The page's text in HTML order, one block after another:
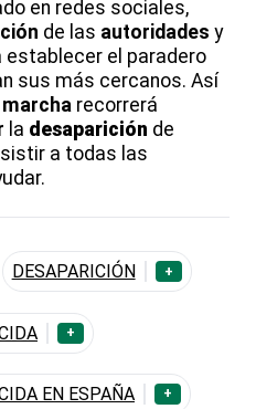
en redes sociales,
de las autoridades y
establecer el paradero
sus más cercanos. Así
marcha recorrerá
la desaparición de
a todas las
DESAPARICIÓN +
+
EN ESPAÑA +